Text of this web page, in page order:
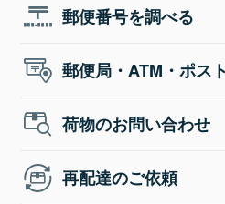
郵便番号を調べる
郵便局・ATM・ポス
荷物のお問い合わせ
再配達のご依頼